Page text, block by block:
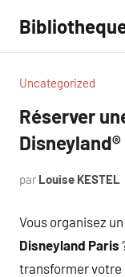
contenu
Uncategorized
Réserver
par Louise KESTEL
Vous organisez
Disneyland Paris
transformer votre